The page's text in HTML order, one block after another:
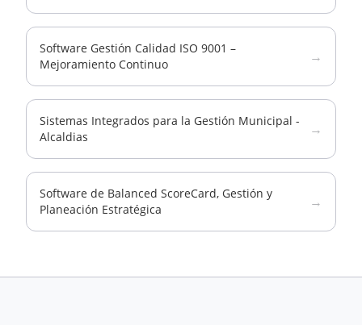
Software Gestión Calidad ISO 9001 –
Mejoramiento Continuo
→
Sistemas Integrados para la Gestión Municipal -
Alcaldias
→
Software de Balanced ScoreCard, Gestión y
Planeación Estratégica
→